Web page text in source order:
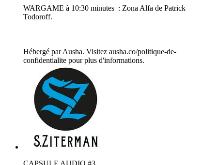
WARGAME à 10:30 minutes : Zona Alfa de Patrick
Todoroff.
Hébergé par Ausha. Visitez ausha.co/politique-de-
confidentialite pour plus d'informations.